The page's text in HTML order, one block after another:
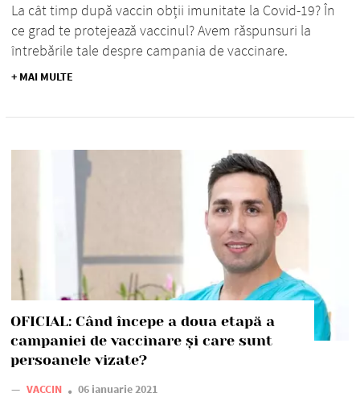
La cât timp după vaccin obții imunitate la Covid-19? În
ce grad te protejează vaccinul? Avem răspunsuri la
întrebările tale despre campania de vaccinare.
+ MAI MULTE
OFICIAL: Când începe a doua etapă a
campaniei de vaccinare și care sunt
persoanele vizate?
— VACCIN 06 ianuarie 2021